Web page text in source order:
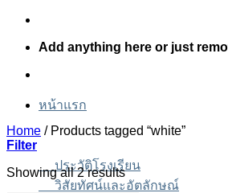
Skip
contentAdd anything here or just
หน้าแรก
ประวัติโรงเรียน
วิสัยทัศน์และอัตลักษณ์
Home /Products tagged “white”
Filter
Showing all 2 results